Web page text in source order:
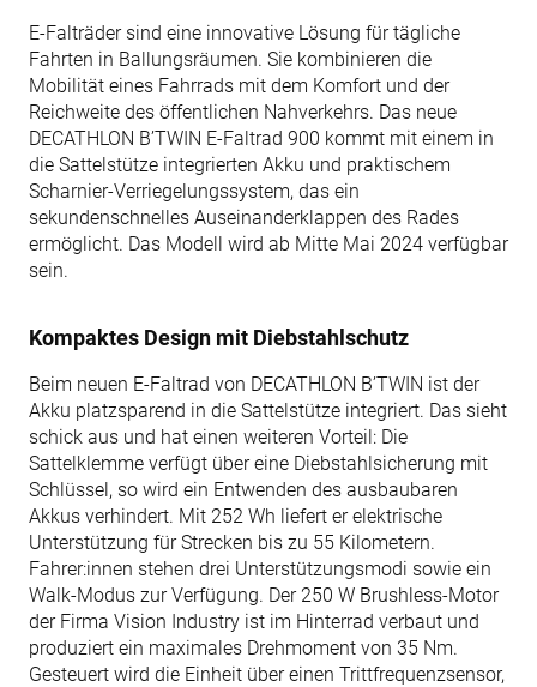
E-Falträder sind eine innovative Lösung für tägliche
Fahrten in Ballungsräumen. Sie kombinieren die
Mobilität eines Fahrrads mit dem Komfort und der
Reichweite des öffentlichen Nahverkehrs. Das neue
DECATHLON B’TWIN E-Faltrad 900 kommt mit einem in
die Sattelstütze integrierten Akku und praktischem
Scharnier-Verriegelungssystem, das ein
sekundenschnelles Auseinanderklappen des Rades
ermöglicht. Das Modell wird ab Mitte Mai 2024 verfügbar
sein.
Kompaktes Design mit Diebstahlschutz
Beim neuen E-Faltrad von DECATHLON B’TWIN ist der
Akku platzsparend in die Sattelstütze integriert. Das sieht
schick aus und hat einen weiteren Vorteil: Die
Sattelklemme verfügt über eine Diebstahlsicherung mit
Schlüssel, so wird ein Entwenden des ausbaubaren
Akkus verhindert. Mit 252 Wh liefert er elektrische
Unterstützung für Strecken bis zu 55 Kilometern.
Fahrer:innen stehen drei Unterstützungsmodi sowie ein
Walk-Modus zur Verfügung. Der 250 W Brushless-Motor
der Firma Vision Industry ist im Hinterrad verbaut und
produziert ein maximales Drehmoment von 35 Nm.
Gesteuert wird die Einheit über einen Trittfrequenzsensor,